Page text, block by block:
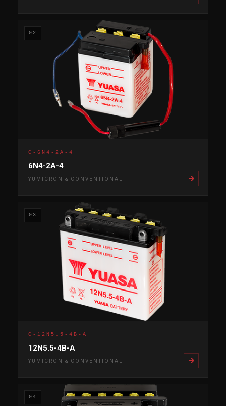
02
C-6N4-2A-4
6N4-2A-4
YUMICRON & CONVENTIONAL
03
C-12N5.5-4B-A
12N5.5-4B-A
YUMICRON & CONVENTIONAL
04